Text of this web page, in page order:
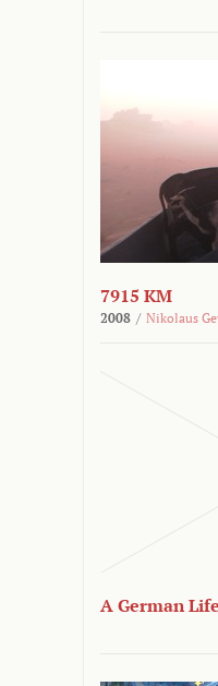
7915 KM
2008 / Nikolaus
A German Life